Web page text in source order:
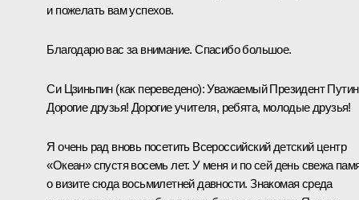
и пожелать вам успехов.
Благодарю вас за внимание. Спасибо большое.
Си Цзиньпин(как переведено): Уважаемый Президент
Дорогие друзья! Дорогие учителя, ребята, молодые друзья!
Я очень рад вновь посетить Всероссийский детский центр
«Океан» спустя восемь лет. У меня и по сей день свежа
о визите сюда восьмилетней давности. Знакомая среда